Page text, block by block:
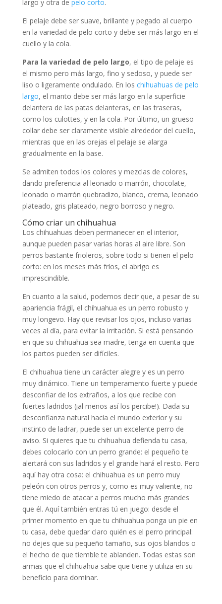
largo y otra de pelo corto.
El pelaje debe ser suave, brillante y pegado al cuerpo
en la variedad de pelo corto y debe ser más largo en el
cuello y la cola.
Para la variedad de pelo largo, el tipo de pelaje es
el mismo pero más largo, fino y sedoso, y puede ser
liso o ligeramente ondulado. En los chihuahuas de pelo
largo, el manto debe ser más largo en la superficie
delantera de las patas delanteras, en las traseras,
como los culottes, y en la cola. Por último, un grueso
collar debe ser claramente visible alrededor del cuello,
mientras que en las orejas el pelaje se alarga
gradualmente en la base.
Se admiten todos los colores y mezclas de colores,
dando preferencia al leonado o marrón, chocolate,
leonado o marrón quebradizo, blanco, crema, leonado
plateado, gris plateado, negro borroso y negro.
Cómo criar un chihuahua
Los chihuahuas deben permanecer en el interior,
aunque pueden pasar varias horas al aire libre. Son
perros bastante frioleros, sobre todo si tienen el pelo
corto: en los meses más fríos, el abrigo es
imprescindible.
En cuanto a la salud, podemos decir que, a pesar de su
apariencia frágil, el chihuahua es un perro robusto y
muy longevo. Hay que revisar los ojos, incluso varias
veces al día, para evitar la irritación. Si está pensando
en que su chihuahua sea madre, tenga en cuenta que
los partos pueden ser difíciles.
El chihuahua tiene un carácter alegre y es un perro
muy dinámico. Tiene un temperamento fuerte y puede
desconfiar de los extraños, a los que recibe con
fuertes ladridos (¡al menos así los percibe!). Dada su
desconfianza natural hacia el mundo exterior y su
instinto de ladrar, puede ser un excelente perro de
aviso. Si quieres que tu chihuahua defienda tu casa,
debes colocarlo con un perro grande: el pequeño te
alertará con sus ladridos y el grande hará el resto. Pero
aquí hay otra cosa: el chihuahua es un perro muy
peleón con otros perros y, como es muy valiente, no
tiene miedo de atacar a perros mucho más grandes
que él. Aquí también entras tú en juego: desde el
primer momento en que tu chihuahua ponga un pie en
tu casa, debe quedar claro quién es el perro principal:
no dejes que su pequeño tamaño, sus ojos blandos o
el hecho de que tiemble te ablanden. Todas estas son
armas que el chihuahua sabe que tiene y utiliza en su
beneficio para dominar.